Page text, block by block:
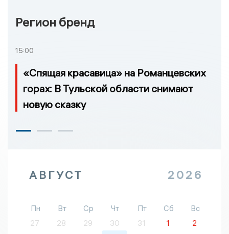
Регион бренд
15:00
«Спящая красавица» на Романцевских
горах: В Тульской области снимают
новую сказку
АВГУСТ 2026
Пн Вт Ср Чт Пт Сб
Вс
27
28 29 30 31 1
2